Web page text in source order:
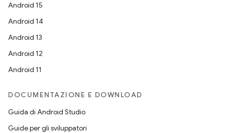
Android 15
Android 14
Android 13
Android 12
Android 11
DOCUMENTAZIONE E DOWNLOAD
Guida di Android Studio
Guide per gli sviluppatori